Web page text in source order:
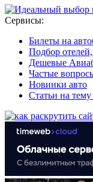
Сервисы:
Билеты на
Подбор
Дешевые
Частые
Новинки авто
Статьи на